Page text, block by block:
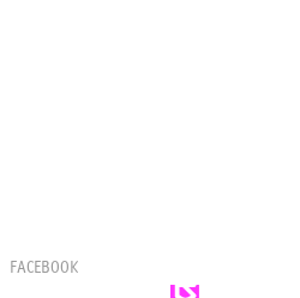
FACEBOOK